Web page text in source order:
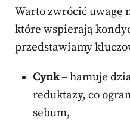
Warto zwrócić uwagę
które wspierają
przedstawiamy
Cynk– hamuje
reduktazy, co
sebum,